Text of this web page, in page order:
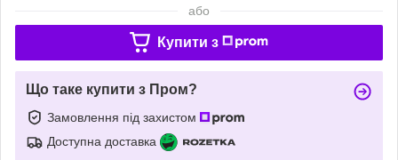
або
Купити з
Що таке купити з Пром?
Замовлення під захистом
Доступна доставка